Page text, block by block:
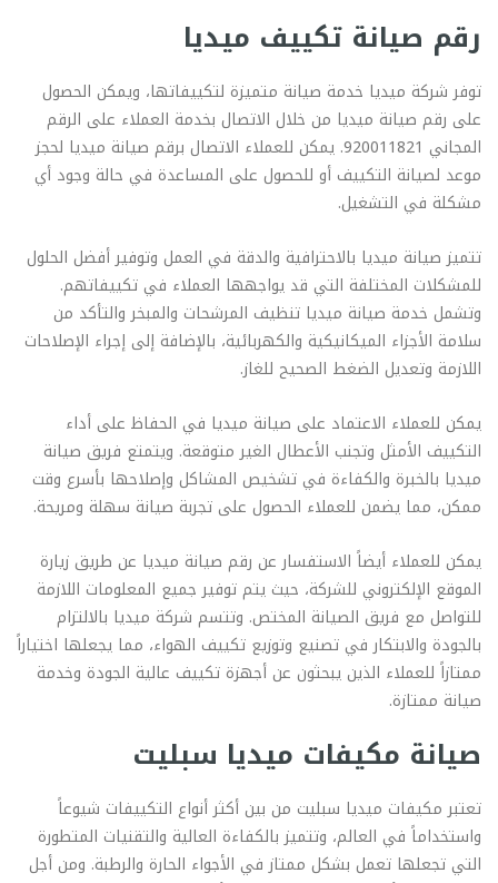
رقم صيانة تكييف ميديا
توفر شركة ميديا خدمة صيانة متميزة لتكييفاتها، ويمكن الحصول
على رقم صيانة ميديا من خلال الاتصال بخدمة العملاء على الرقم
المجاني 920011821. يمكن للعملاء الاتصال برقم صيانة ميديا لحجز
موعد لصيانة التكييف أو للحصول على المساعدة في حالة وجود أي
مشكلة في التشغيل.
تتميز صيانة ميديا بالاحترافية والدقة في العمل وتوفير أفضل الحلول
للمشكلات المختلفة التي قد يواجهها العملاء في تكييفاتهم.
وتشمل خدمة صيانة ميديا تنظيف المرشحات والمبخر والتأكد من
سلامة الأجزاء الميكانيكية والكهربائية، بالإضافة إلى إجراء الإصلاحات
اللازمة وتعديل الضغط الصحيح للغاز.
يمكن للعملاء الاعتماد على صيانة ميديا في الحفاظ على أداء
التكييف الأمثل وتجنب الأعطال الغير متوقعة. ويتمتع فريق صيانة
ميديا بالخبرة والكفاءة في تشخيص المشاكل وإصلاحها بأسرع وقت
ممكن، مما يضمن للعملاء الحصول على تجربة صيانة سهلة ومريحة.
يمكن للعملاء أيضاً الاستفسار عن رقم صيانة ميديا عن طريق زيارة
الموقع الإلكتروني للشركة، حيث يتم توفير جميع المعلومات اللازمة
للتواصل مع فريق الصيانة المختص. وتتسم شركة ميديا بالالتزام
بالجودة والابتكار في تصنيع وتوزيع تكييف الهواء، مما يجعلها اختياراً
ممتازاً للعملاء الذين يبحثون عن أجهزة تكييف عالية الجودة وخدمة
صيانة ممتازة.
صيانة مكيفات ميديا سبليت
تعتبر مكيفات ميديا سبليت من بين أكثر أنواع التكييفات شيوعاً
واستخداماً في العالم، وتتميز بالكفاءة العالية والتقنيات المتطورة
التي تجعلها تعمل بشكل ممتاز في الأجواء الحارة والرطبة. ومن أجل